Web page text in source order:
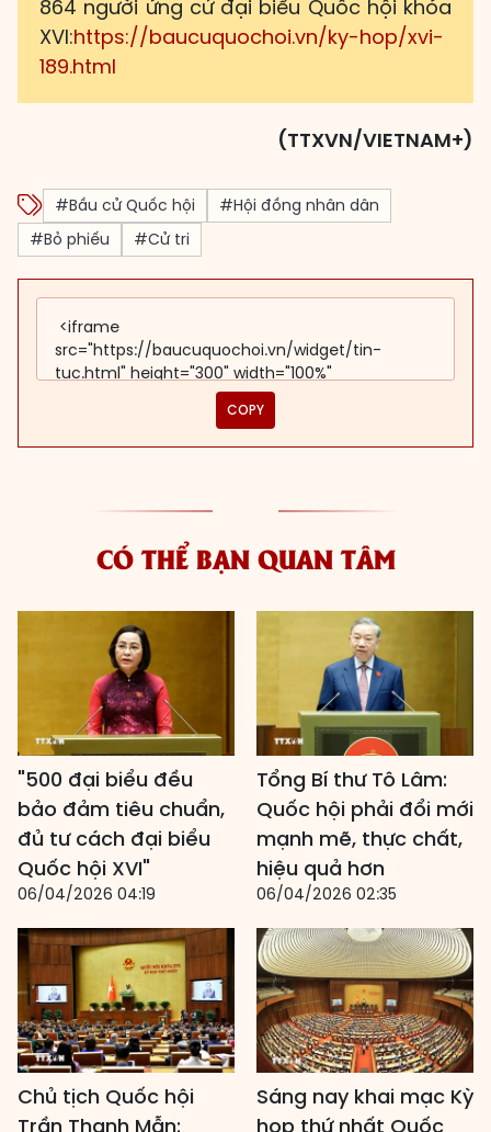
864 người ứng cử đại biểu Quốc hội khóa
XVI:https://baucuquochoi.vn/ky-hop/xvi-
189.html
(TTXVN/VIETNAM+)
#Bầu cử Quốc hội
#Hội đồng nhân dân
#Bỏ phiếu
#Cử tri
COPY
CÓ THỂ BẠN QUAN TÂM
"500 đại biểu đều
bảo đảm tiêu chuẩn,
đủ tư cách đại biểu
Quốc hội XVI"
06/04/2026 04:19
Tổng Bí thư Tô Lâm:
Quốc hội phải đổi mới
mạnh mẽ, thực chất,
hiệu quả hơn
06/04/2026 02:35
Chủ tịch Quốc hội
Trần Thanh Mẫn:
Sáng nay khai mạc Kỳ
họp thứ nhất Quốc